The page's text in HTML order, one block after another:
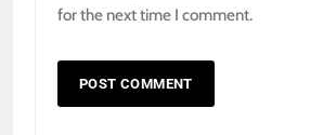
for the next time I comment.